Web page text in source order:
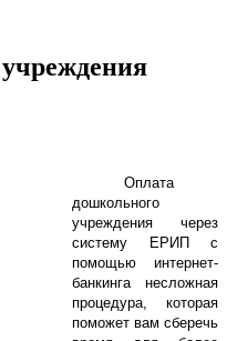
Оплата
дошкольного
учреждения через
систему ЕРИП с
помощью интернет-
банкинга несложная
процедура, которая
поможет вам сберечь